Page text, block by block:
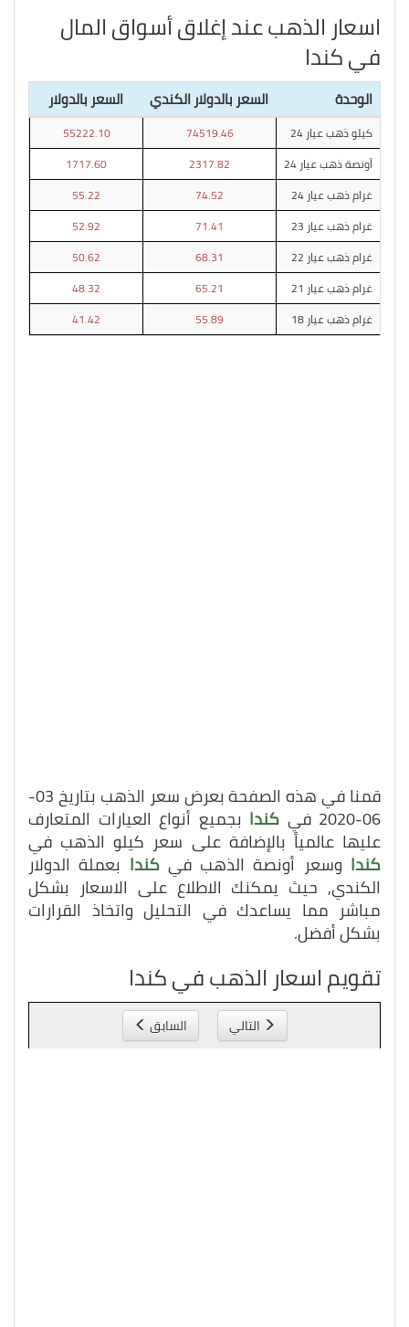
اسعار الذهب عند إغلاق أسواق المال
في كندا
الوحدة السعر بالدولار الكندي السعر بالدولار
كيلو ذهب عيار 24 74519.46
55222.10
أونصة ذهب عيار 24
2317.82
1717.60
غرام ذهب عيار 24
74.52
55.22
غرام ذهب عيار 23
71.41
52.92
غرام ذهب عيار 22
68.31
50.62
غرام ذهب عيار 21
65.21
48.32
غرام ذهب عيار 18
55.89
41.42
قمنا في هذه الصفحة بعرض سعر الذهب بتاريخ 03-
06-2020 في كندا بجميع أنواع العيارات المتعارف
عليها عالمياً بالإضافة على سعر كيلو الذهب في
كندا وسعر أونصة الذهب فيكندا بعملة الدولار
الكندي, حيث يمكنك الاطلاع على الاسعار بشكل
مباشر مما يساعدك في التحليل واتخاذ القرارات
بشكل أفضل.
تقويم اسعار الذهب في كندا
التالي السابق